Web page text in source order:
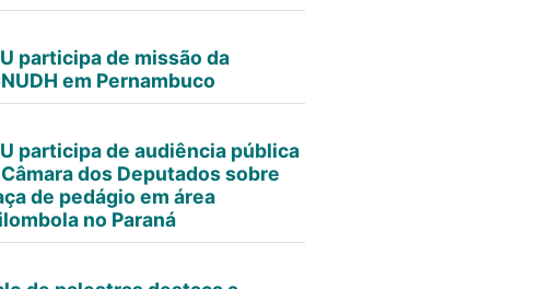
participa de missão da
em Pernambuco
participa de audiência pública
dos Deputados sobre
de pedágio em área
no Paraná